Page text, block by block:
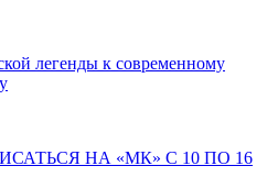
легенды к современному
НА «МК» С 10 ПО 16